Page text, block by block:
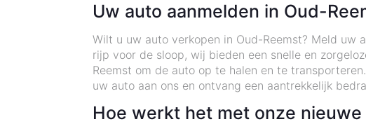
Uw auto aanmelden in Oud-
Wilt u uw auto verkopen in Oud-Reemst? Meld uw
rijp voor de sloop, wij bieden een snelle en
Reemst om de auto op te halen en te
uw auto aan ons en ontvang een aantrekkelijk
Hoe werkt het met onze